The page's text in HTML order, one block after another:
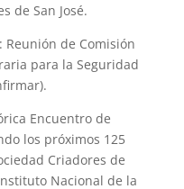
de San José.
de Comisión
para la Seguridad
Encuentro de
los próximos 125
Criadores de
Nacional de la